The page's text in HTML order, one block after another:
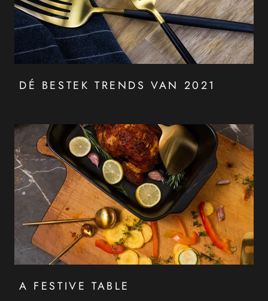
DÉ BESTEK TRENDS VAN 2021
A FESTIVE TABLE